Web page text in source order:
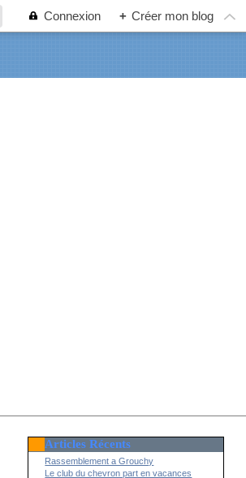
Connexion + Créer mon blog
Articles Récents
Rassemblement a Grouchy
Le club du chevron part en vacances